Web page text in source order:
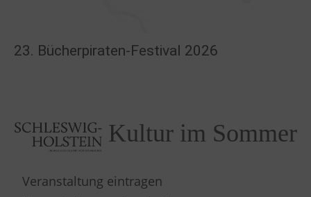
23. Bücherpiraten-Festival 2026
Kultur im Sommer
Veranstaltung eintragen